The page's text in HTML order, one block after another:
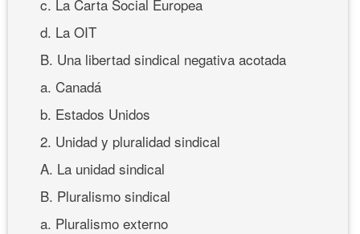
c. La Carta Social Europea
d. La OIT
B. Una libertad sindical negativa acotada
a. Canadá
b. Estados Unidos
2. Unidad y pluralidad sindical
A. La unidad sindical
B. Pluralismo sindical
a. Pluralismo externo